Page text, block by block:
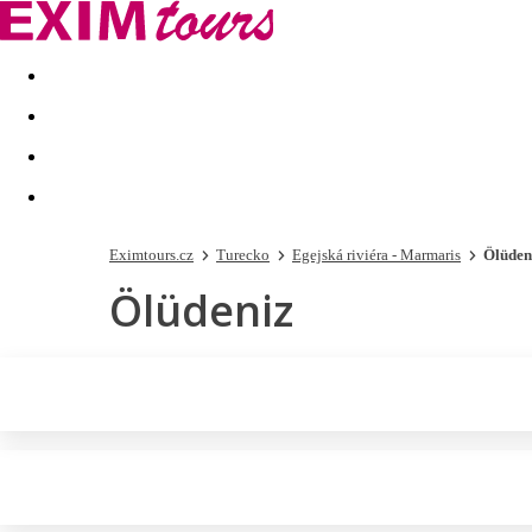
Akční nabídky Last minute
Eximtours.cz Turecko Egejská riviéra - Marmaris
Ölüdeniz